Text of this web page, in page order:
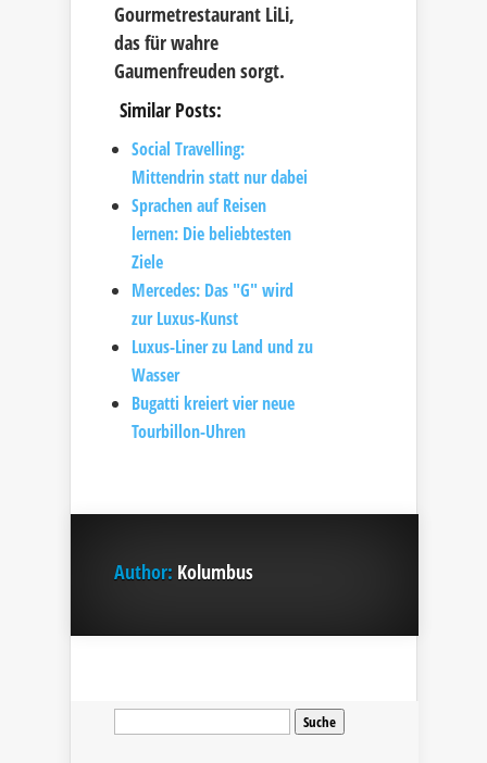
Gourmetrestaurant LiLi,
das für wahre
Gaumenfreuden sorgt.
Similar Posts:
Social Travelling:
Mittendrin statt nur dabei
Sprachen auf Reisen
lernen: Die beliebtesten
Ziele
Mercedes: Das "G" wird
zur Luxus-Kunst
Luxus-Liner zu Land und zu
Wasser
Bugatti kreiert vier neue
Tourbillon-Uhren
Author: Kolumbus
Suche